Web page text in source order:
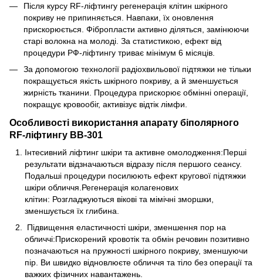
Після курсу RF-ліфтингу регенерація клітин шкірного
покриву не припиняється. Навпаки, їх оновлення
прискорюється. Фібропласти активно діляться, замінюючи
старі волокна на молоді. За статистикою, ефект від
процедури РФ-ліфтингу триває мінімум 6 місяців.
За допомогою технології радіохвильової підтяжки не тільки
покращується якість шкірного покриву, а й зменшується
жирність тканини. Процедура прискорює обмінні операції,
покращує кровообіг, активізує відтік лімфи.
Особливості використання апарату біполярного
RF-ліфтингу ВВ-301
Інтесивний ліфтинг шкіри та активне омолодження:Перші
результати відзначаються відразу після першого сеансу.
Подальші процедури посилюють ефект кругової підтяжки
шкіри обличчя. Регенерація колагенових
клітин: Розгладжуються вікові та мімічні зморшки,
зменшується їх глибина.
Підвищення еластичності шкіри, зменшення пор на
обличчі:Прискорений кровотік та обмін речовин позитивно
позначаються на пружності шкірного покриву, зменшуючи
пір. Ви швидко відновлюєте обличчя та тіло без операції та
важких фізичних навантажень.